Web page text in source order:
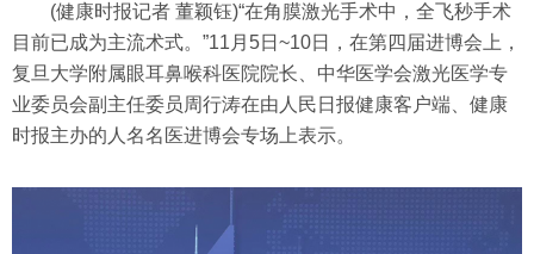
(健康时报记者 董颖钰)“在角膜激光手术中，全飞秒手术
目前已成为主流术式。”11月5日~10日，在第四届进博会上，
复旦大学附属眼耳鼻喉科医院院长、中华医学会激光医学专
业委员会副主任委员周行涛在由人民日报健康客户端、健康
时报主办的人名名医进博会专场上表示。